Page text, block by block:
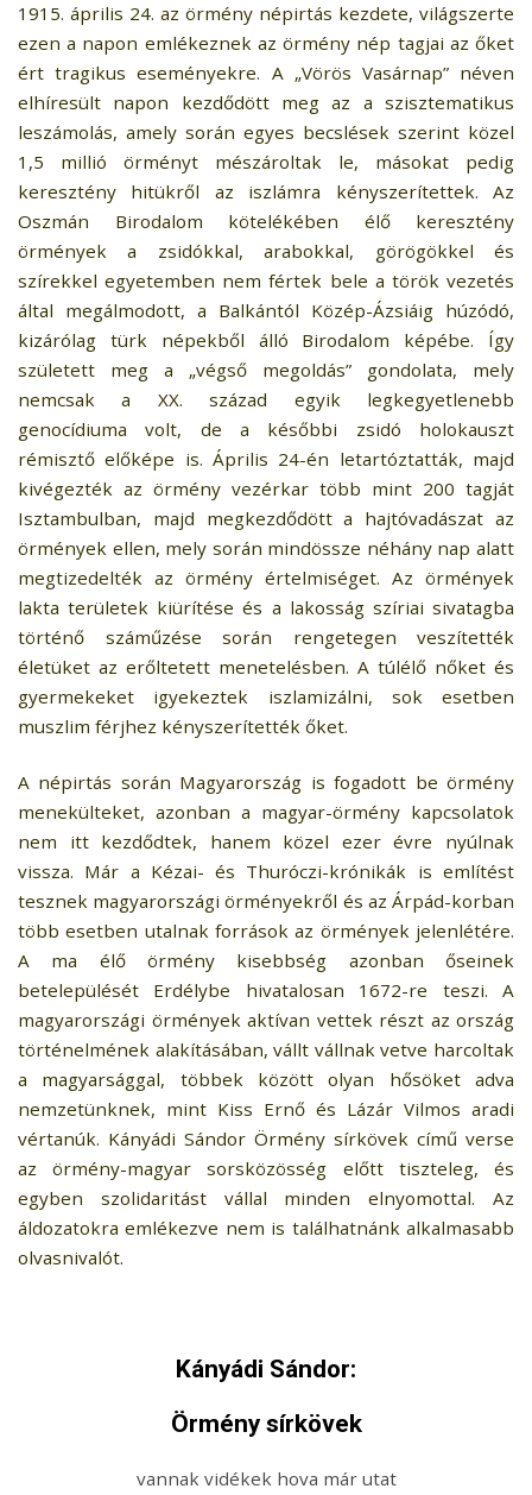
1915. április 24. az örmény népirtás kezdete, világszerte
ezen a napon emlékeznek az örmény nép tagjai az őket
ért tragikus eseményekre. A „Vörös Vasárnap” néven
elhíresült napon kezdődött meg az a szisztematikus
leszámolás, amely során egyes becslések szerint közel
1,5 millió örményt mészároltak le, másokat pedig
keresztény hitükről az iszlámra kényszerítettek. Az
Oszmán Birodalom kötelékében élő keresztény
örmények a zsidókkal, arabokkal, görögökkel és
szírekkel egyetemben nem fértek bele a török vezetés
által megálmodott, a Balkántól Közép-Ázsiáig húzódó,
kizárólag türk népekből álló Birodalom képébe. Így
született meg a „végső megoldás” gondolata, mely
nemcsak a XX. század egyik legkegyetlenebb
genocídiuma volt, de a későbbi zsidó holokauszt
rémisztő előképe is. Április 24-én letartóztatták, majd
kivégezték az örmény vezérkar több mint 200 tagját
Isztambulban, majd megkezdődött a hajtóvadászat az
örmények ellen, mely során mindössze néhány nap alatt
megtizedelték az örmény értelmiséget. Az örmények
lakta területek kiürítése és a lakosság szíriai sivatagba
történő száműzése során rengetegen veszítették
életüket az erőltetett menetelésben. A túlélő nőket és
gyermekeket igyekeztek iszlamizálni, sok esetben
muszlim férjhez kényszerítették őket.
A népirtás során Magyarország is fogadott be örmény
menekülteket, azonban a magyar-örmény kapcsolatok
nem itt kezdődtek, hanem közel ezer évre nyúlnak
vissza. Már a Kézai- és Thuróczi-krónikák is említést
tesznek magyarországi örményekről és az Árpád-korban
több esetben utalnak források az örmények jelenlétére.
A ma élő örmény kisebbség azonban őseinek
betelepülését Erdélybe hivatalosan 1672-re teszi. A
magyarországi örmények aktívan vettek részt az ország
történelmének alakításában, vállt vállnak vetve harcoltak
a magyarsággal, többek között olyan hősöket adva
nemzetünknek, mint Kiss Ernő és Lázár Vilmos aradi
vértanúk. Kányádi Sándor Örmény sírkövek című verse
az örmény-magyar sorsközösség előtt tiszteleg, és
egyben szolidaritást vállal minden elnyomottal. Az
áldozatokra emlékezve nem is találhatnánk alkalmasabb
olvasnivalót.
Kányádi Sándor:
Örmény sírkövek
vannak vidékek hova már utat